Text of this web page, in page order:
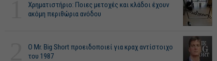
Χρηματιστήριο: Ποιες μετοχές και κλάδοι έχουν
ακόμη περιθώρια ανόδου
O Mr. Big Short προειδοποιεί για κραχ αντίστοιχο
του 1987